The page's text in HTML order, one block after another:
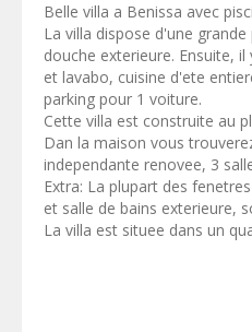
Belle villa a Benissa avec
La villa dispose d'une
douche exterieure. Ensuite,
et lavabo, cuisine d'ete
parking pour 1 voiture.
Cette villa est construite au
Dan la maison vous
independante renovee, 3
Extra: La plupart des
et salle de bains exterieure,
La villa est situee dans un